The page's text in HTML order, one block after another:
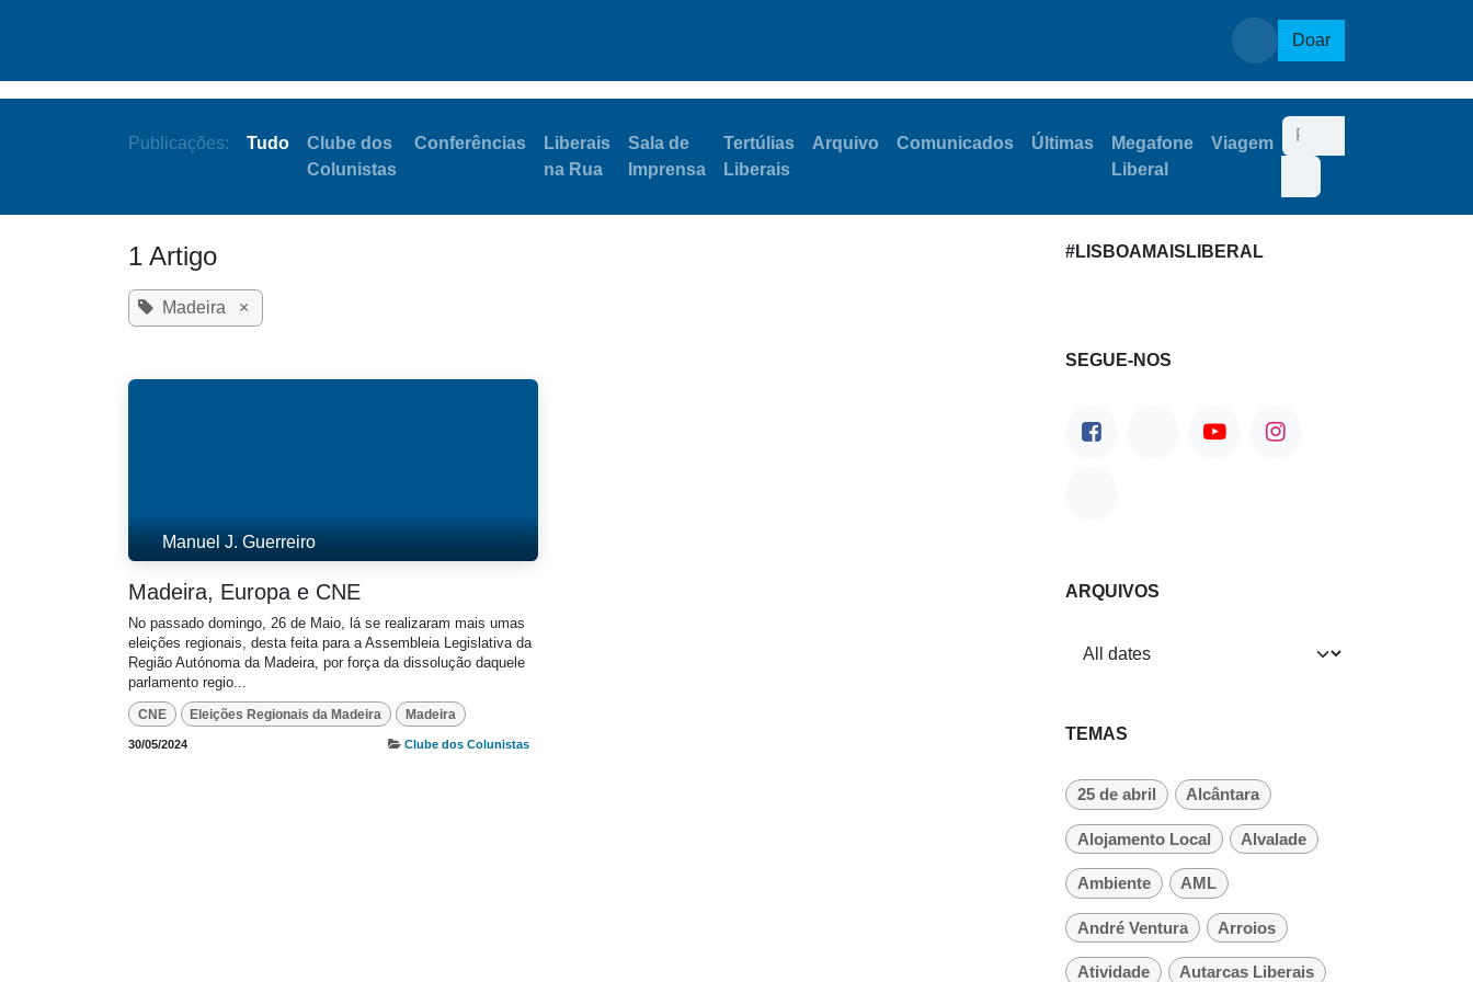
Doar
Publicações: Tudo
Clube dos
Colunistas
Conferências
Liberais
na Rua
Sala de
Imprensa
Tertúlias
Liberais
Arquivo Comunicados Últimas
Megafone
Liberal
Viagem
1 Artigo
Madeira ×
Manuel J. Guerreiro
Madeira, Europa e CNE
No passado domingo, 26 de Maio, lá se realizaram mais umas
eleições regionais, desta feita para a Assembleia Legislativa da
Região Autónoma da Madeira, por força da dissolução daquele
parlamento regio...
CNE Eleições Regionais da Madeira Madeira
30/05/2024 Clube dos Colunistas
#LISBOAMAISLIBERAL
SEGUE-NOS
ARQUIVOS
TEMAS
25 de abril Alcântara
Alojamento Local Alvalade
Ambiente AML
André Ventura Arroios
Atividade Autarcas Liberais